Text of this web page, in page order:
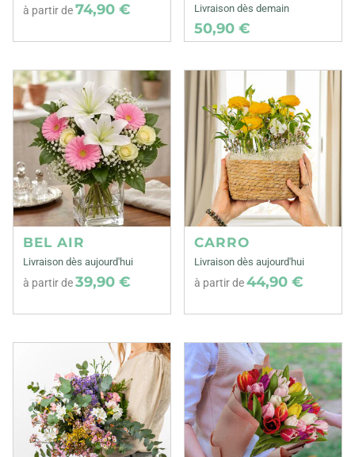
à partir de74,90 € Livraison dès demain
50,90 €
BEL AIR
Livraison dès aujourd'hui
à partir de39,90 €
CARRO
Livraison dès aujourd'hui
à partir de44,90 €